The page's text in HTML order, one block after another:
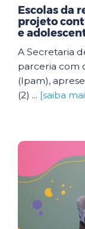
Escolas da
projeto
e
A Secretaria
parceria com
(Ipam),
(2) ... [saiba